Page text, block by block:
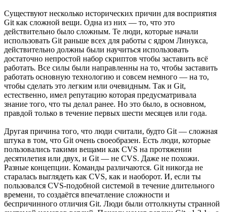
Существуют несколько исторических причин для восприятия
Git как сложной вещи. Одна из них — то, что это
действительно было сложным. Те люди, которые начали
использовать Git раньше всех для работы с ядром Линукса,
действительно должны были научиться использовать
достаточно непростой набор скриптов чтобы заставить всё
работать. Все силы были направленны на то, чтобы заставить
работать основную технологию и совсем немного — на то,
чтобы сделать это легким или очевидным. Так и Git,
естественно, имел репутацию которая предусматривала
знание того, что ты делал ранее. Но это было, в основном,
правдой только в течение первых шести месяцев или года.
Другая причина того, что люди считали, будто Git — сложная
штука в том, что Git очень своеобразен. Есть люди, которые
пользовались такими вещами как CVS на протяжении
десятилетия или двух, и Git — не CVS. Даже не похожи.
Разные концепции. Команды различаются. Git никогда не
старалась выглядеть как CVS, как и наоборот. И, если ты
пользовался CVS-подобной системой в течение длительного
времени, то создаётся впечатление сложности и
беспричинного отличия Git. Люди были оттолкнуты странной